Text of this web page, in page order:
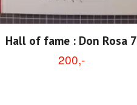
Hall of fame : Don Rosa 7
200,-